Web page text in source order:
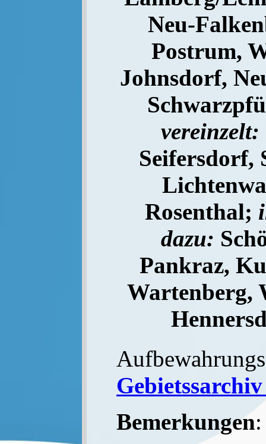
Neu-
Postrum,
Johnsdorf,
vereinzelt:
Seifersdorf,
Rosenthal;
dazu:
Pankraz,
Wartenberg,
Bemerkungen: